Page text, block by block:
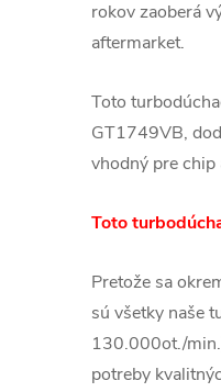
rokov zaoberá
aftermarket.
Toto
GT1749VB,
vhodný pre
Toto
Pretože sa
sú všetky naše
130.000ot./
potreby